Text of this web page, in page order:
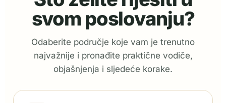
svom poslovanju?
Odaberite područje koje vam je trenutno
najvažnije i pronađite praktične vodiče,
objašnjenja i sljedeće korake.